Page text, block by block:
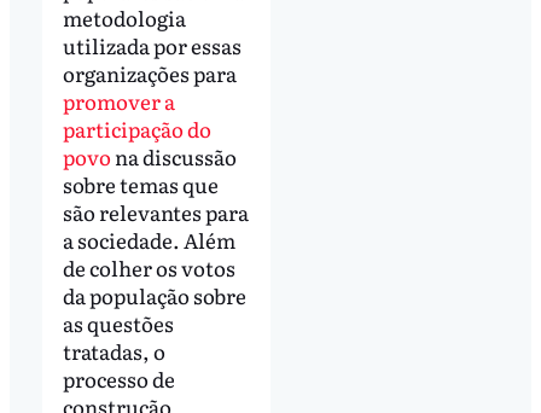
metodologia
utilizada por essas
organizações para
promover a
participação do
povo na discussão
sobre temas que
são relevantes para
a sociedade. Além
de colher os votos
da população sobre
as questões
tratadas, o
processo de
construção